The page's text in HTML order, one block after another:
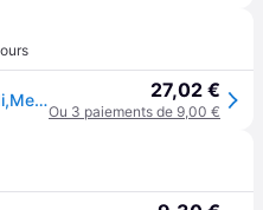
Skf Soufflet De Cardan Vw,Audi,Mercedes-Benz Vkjp 01001 Kit Soufflet De Cardan,Jeu De Joints-Soufflets, Arbre De Commande 27,02 €
Ou 3 paiements de 9,00 €